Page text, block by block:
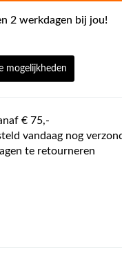
2 werkdagen bij jou!
mogelijkheden
€ 75,-
vandaag nog
te retourneren